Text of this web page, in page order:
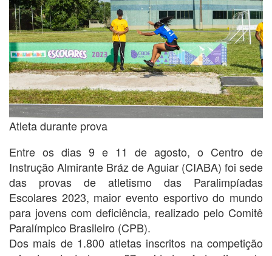
Atleta durante prova
Entre os dias 9 e 11 de agosto, o Centro de
Instrução Almirante Bráz de Aguiar (CIABA) foi sede
das provas de atletismo das Paralimpíadas
Escolares 2023, maior evento esportivo do mundo
para jovens com deficiência, realizado pelo Comitê
Paralímpico Brasileiro (CPB).
Dos mais de 1.800 atletas inscritos na competição